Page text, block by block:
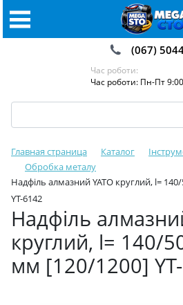
(067)
Час роботи:
Час роботи: Пн-Пт
Главная страница Каталог
Обробка металу
Надфіль алмазний YATO круглий, l=
YT-6142
Надфіль
круглий, l= 140/
мм [120/1200]